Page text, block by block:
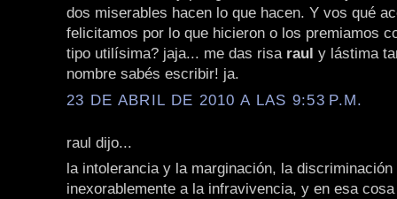
dos miserables hacen lo que hacen. Y vos qué
felicitamos por lo que hicieron o los premiamos
tipo utilísima? jaja... me das risa raul y lástima
nombre sabés escribir! ja.
23 DE ABRIL DE 2010 A LAS 9:53 P.M.
raul dijo...
la intolerancia y la marginación, la
inexorablemente a la infravivencia, y en esa